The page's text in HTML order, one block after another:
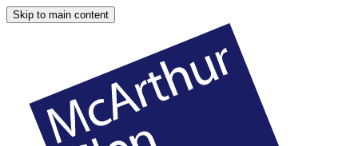
Skip to main content